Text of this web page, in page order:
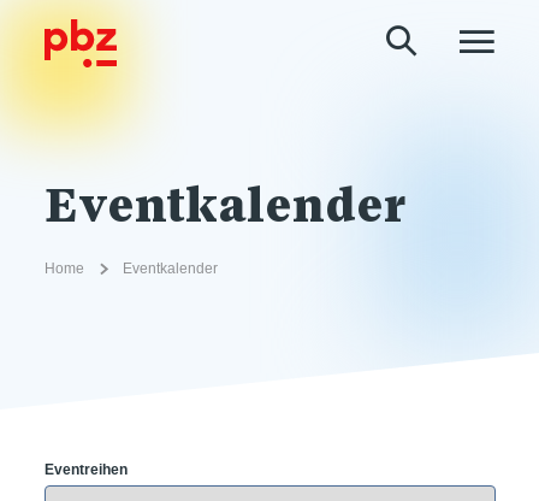
Eventkalender
Home Eventkalender
Eventreihen